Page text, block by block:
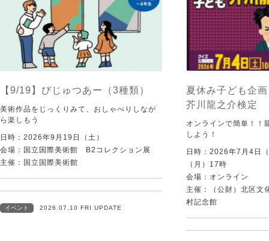
【9/19】びじゅつあー（3種類）
美術作品をじっくりみて、おしゃべりしなが
ら楽しもう
日時：2026年9月19日（土）
会場：国立国際美術館 B2コレクション展
主催：国立国際美術館
イベント 2026.07.10 FRI UPDATE
夏休み子ども企
芥川龍之介検定
オンラインで簡単！！
しよう！
日時：2026年7月4日
（月）17時
会場：オンライン
主催：（公財）北区
村記念館